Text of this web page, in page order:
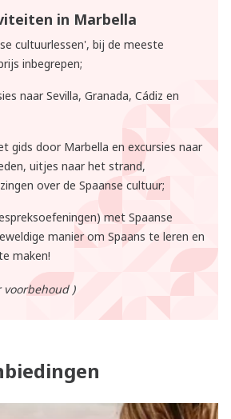
in Marbella
cultuurlessen', bij de meeste
inbegrepen;
naar Sevilla, Granada, Cádiz en
gids door Marbella en excursies naar
uitjes naar het strand,
over de Spaanse cultuur;
met Spaanse
manier om Spaans te leren en
maken!
)